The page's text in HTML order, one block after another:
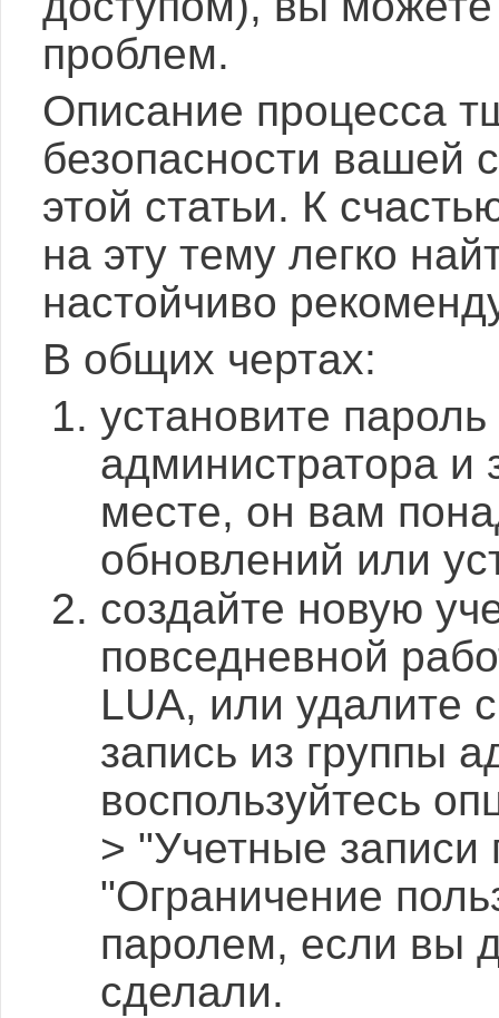
проблем.
Описание процесса
безопасности вашей
этой статьи. К
на эту тему легко
настойчиво
В общих чертах:
установите
администратора и
месте, он вам
обновлений или
создайте новую
повседневной
LUA, или удалите
запись из группы
воспользуйтесь
> "Учетные записи
"Ограничение
паролем, если вы
сделали.